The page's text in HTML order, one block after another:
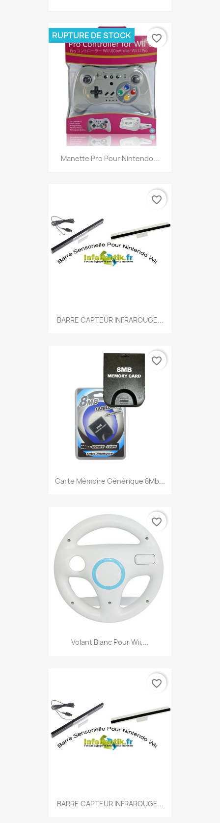
Manette Pro Pour Nintendo...
RUPTURE DE STOCK favorite_border
BARRE CAPTEUR INFRAROUGE...
favorite_border
Carte Mémoire Générique 8Mb...
favorite_border
Volant Blanc Pour Wii,...
favorite_border
BARRE CAPTEUR INFRAROUGE...
favorite_border